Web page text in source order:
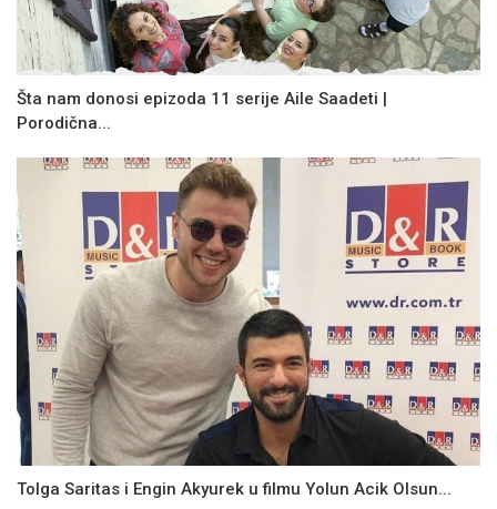
Šta nam donosi epizoda 11 serije Aile Saadeti |
Porodična...
Tolga Saritas i Engin Akyurek u filmu Yolun Acik Olsun...